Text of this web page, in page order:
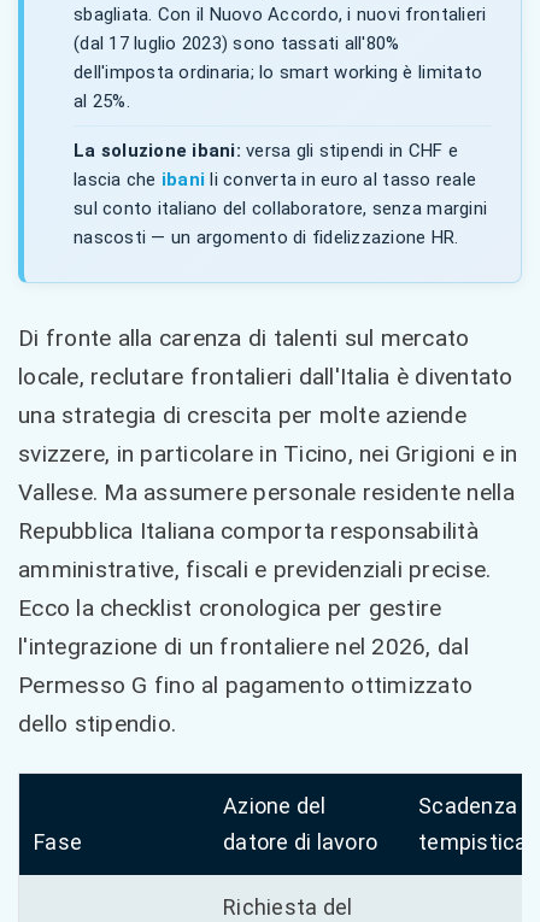
sbagliata. Con il Nuovo Accordo, i nuovi frontalieri
(dal 17 luglio 2023) sono tassati all'80%
dell'imposta ordinaria; lo smart working è limitato
al 25%.
La soluzione ibani: versa gli stipendi in CHF e
lascia che ibani li converta in euro al tasso reale
sul conto italiano del collaboratore, senza margini
nascosti — un argomento di fidelizzazione HR.
Di fronte alla carenza di talenti sul mercato
locale, reclutare frontalieri dall'Italia è diventato
una strategia di crescita per molte aziende
svizzere, in particolare in Ticino, nei Grigioni e in
Vallese. Ma assumere personale residente nella
Repubblica Italiana comporta responsabilità
amministrative, fiscali e previdenziali precise.
Ecco la checklist cronologica per gestire
l'integrazione di un frontaliere nel 2026, dal
Permesso G fino al pagamento ottimizzato
dello stipendio.
Fase
Azione del
datore di lavoro
Scadenza /
tempistica
Richiesta del